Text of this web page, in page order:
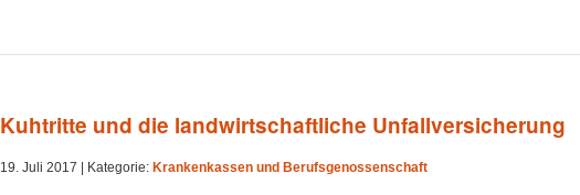
Kuhtritte und die landwirtschaftliche Unfallversicherung
19. Juli 2017 | Kategorie: Krankenkassen und Berufsgenossenschaft